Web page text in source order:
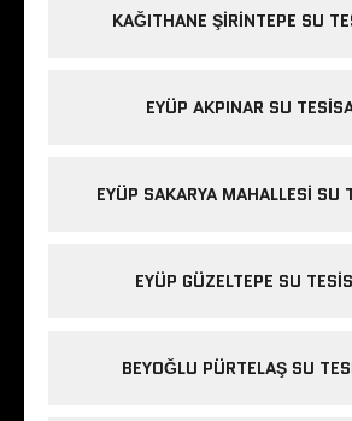
KAĞITHANE ŞIRINTEPE SU
EYÜP AKPINAR SU
EYÜP SAKARYA MAHALLESI SU
EYÜP GÜZELTEPE SU
BEYOĞLU PÜRTELAŞ SU